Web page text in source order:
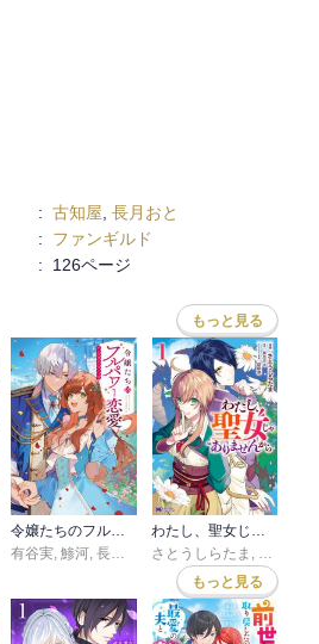
: 古知屋 長月おと
:
ファンギルド
:
126ページ
もっと見る
,日向夏,狭山ひびき 特になし , 来須みかん
長月おと,えぽしま, りったん,かみきわか,石河翠
令嬢たちのフルパワー恋愛アンソロジーコミック
有谷実, 鯵河, 長月おと ,芦田ゆり,榛名丼,
わたし、聖女じゃありませんから(コミック)
さとうしらたま , 長月おと
もっと見る